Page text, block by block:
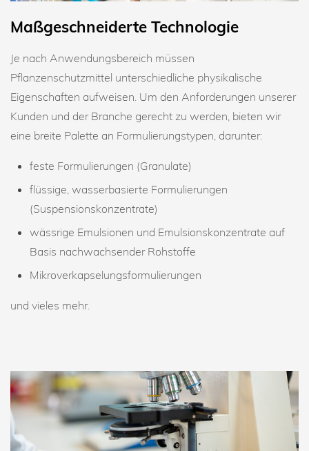
Maßgeschneiderte Technologie
Je nach Anwendungsbereich müssen
Pflanzenschutzmittel unterschiedliche physikalische
Eigenschaften aufweisen. Um den Anforderungen unserer
Kunden und der Branche gerecht zu werden, bieten wir
eine breite Palette an Formulierungstypen, darunter:
feste Formulierungen (Granulate)
flüssige, wasserbasierte Formulierungen
(Suspensionskonzentrate)
wässrige Emulsionen und Emulsionskonzentrate auf
Basis nachwachsender Rohstoffe
Mikroverkapselungsformulierungen
und vieles mehr.